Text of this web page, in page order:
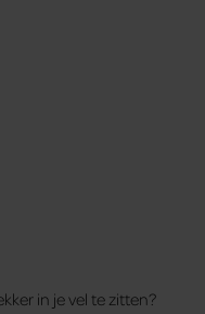
in je vel te zitten?